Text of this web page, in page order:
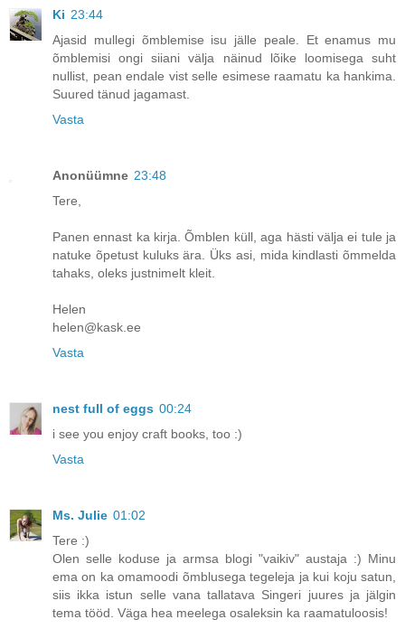
Ki 23:44
Ajasid mullegi õmblemise isu jälle peale. Et enamus mu
õmblemisi ongi siiani välja näinud lõike loomisega suht
nullist, pean endale vist selle esimese raamatu ka hankima.
Suured tänud jagamast.
Vasta
Anonüümne 23:48
Tere,
Panen ennast ka kirja. Õmblen küll, aga hästi välja ei tule ja
natuke õpetust kuluks ära. Üks asi, mida kindlasti õmmelda
tahaks, oleks justnimelt kleit.
Helen
helen@kask.ee
Vasta
nest full of eggs 00:24
i see you enjoy craft books, too :)
Vasta
Ms. Julie 01:02
Tere :)
Olen selle koduse ja armsa blogi "vaikiv" austaja :) Minu
ema on ka omamoodi õmblusega tegeleja ja kui koju satun,
siis ikka istun selle vana tallatava Singeri juures ja jälgin
tema tööd. Väga hea meelega osaleksin ka raamatuloosis!